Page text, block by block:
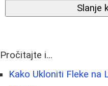
Slanje
Pročitajte i...
Kako Ukloniti Fleke na